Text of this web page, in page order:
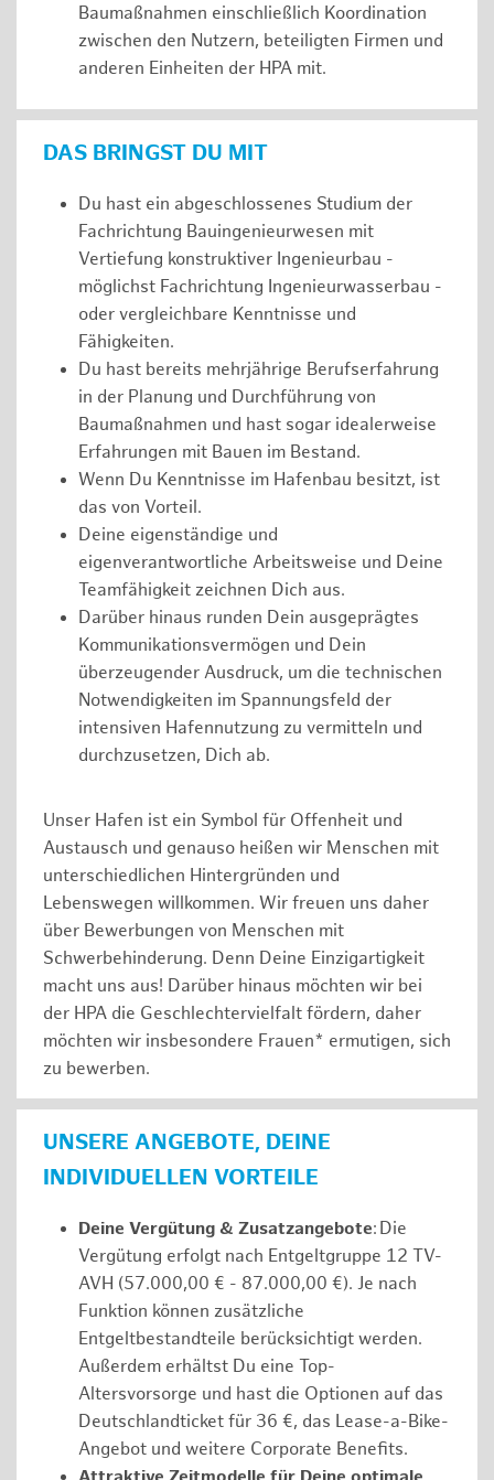
Baumaßnahmen einschließlich Koordination
zwischen den Nutzern, beteiligten Firmen und
anderen Einheiten der HPA mit.
DAS BRINGST DU MIT
Du hast ein abgeschlossenes Studium der
Fachrichtung Bauingenieurwesen mit
Vertiefung konstruktiver Ingenieurbau -
möglichst Fachrichtung Ingenieurwasserbau -
oder vergleichbare Kenntnisse und
Fähigkeiten.
Du hast bereits mehrjährige Berufserfahrung
in der Planung und Durchführung von
Baumaßnahmen und hast sogar idealerweise
Erfahrungen mit Bauen im Bestand.
Wenn Du Kenntnisse im Hafenbau besitzt, ist
das von Vorteil.
Deine eigenständige und
eigenverantwortliche Arbeitsweise und Deine
Teamfähigkeit zeichnen Dich aus.
Darüber hinaus runden Dein ausgeprägtes
Kommunikationsvermögen und Dein
überzeugender Ausdruck, um die technischen
Notwendigkeiten im Spannungsfeld der
intensiven Hafennutzung zu vermitteln und
durchzusetzen, Dich ab.
Unser Hafen ist ein Symbol für Offenheit und
Austausch und genauso heißen wir Menschen mit
unterschiedlichen Hintergründen und
Lebenswegen willkommen. Wir freuen uns daher
über Bewerbungen von Menschen mit
Schwerbehinderung. Denn Deine Einzigartigkeit
macht uns aus! Darüber hinaus möchten wir bei
der HPA die Geschlechtervielfalt fördern, daher
möchten wir insbesondere Frauen* ermutigen, sich
zu bewerben.
UNSERE ANGEBOTE, DEINE
INDIVIDUELLEN VORTEILE
Deine Vergütung & Zusatzangebote: Die
Vergütung erfolgt nach Entgeltgruppe 12 TV-
AVH (57.000,00 € - 87.000,00 €). Je nach
Funktion können zusätzliche
Entgeltbestandteile berücksichtigt werden.
Außerdem erhältst Du eine Top-
Altersvorsorge und hast die Optionen auf das
Deutschlandticket für 36 €, das Lease-a-Bike-
Angebot und weitere Corporate Benefits.